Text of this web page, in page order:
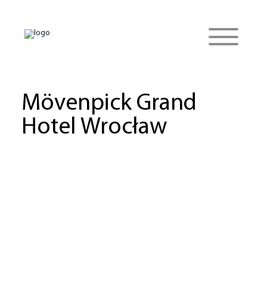
Mövenpick Grand
Hotel Wrocław